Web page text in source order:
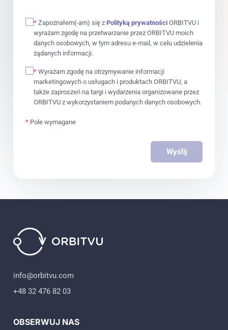
* Zapoznałem(-am) się z Polityką prywatności ORBITVU i
wyrażam zgodę na przetwarzanie przez ORBITVU moich
danych osobowych, w tym adresu e-mail, w celu udzielenia
żądanych informacji.
* Wyrażam zgodę na otrzymywanie informacji
marketingowych o usługach i produktach ORBITVU, a
także zaproszeń na targi i wydarzenia organizowane przez
ORBITVU z wykorzystaniem podanych danych osobowych.
* Pole wymagane
Wyślij
info@orbitvu.com
+48 32 476 82 03
OBSERWUJ NAS